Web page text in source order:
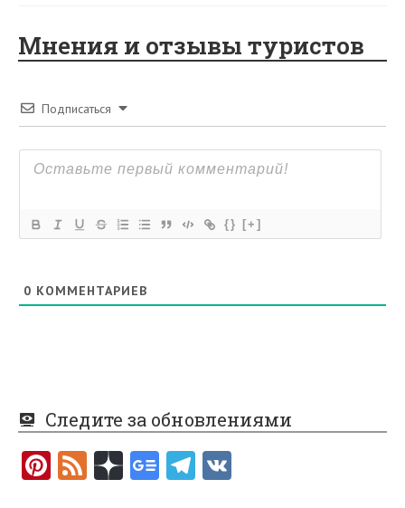
Мнения и отзывы туристов
Подписаться
{} [+]
0 КОММЕНТАРИЕВ
Следите за обновлениями
Pi F